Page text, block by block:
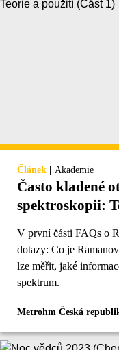
Článek | Akademie
Často kladené
spektroskopii:
V první části FAQs o
dotazy: Co je
lze měřit, jaké
spektrum.
Metrohm Česká